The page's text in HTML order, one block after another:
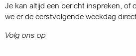
Je kan altijd een bericht inspreken, of
we er de eerstvolgende weekdag
Volg ons op